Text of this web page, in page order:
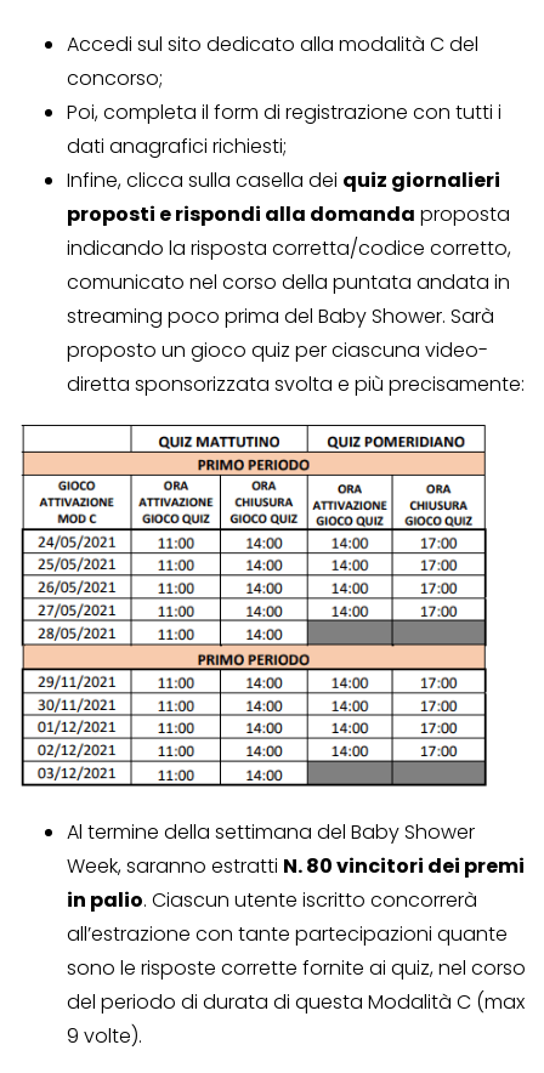
Accedi sul sito dedicato alla modalità C del
concorso;
Poi, completa il form di registrazione con tutti i
dati anagrafici richiesti;
Infine, clicca sulla casella dei quiz giornalieri
proposti e rispondi alla domanda proposta
indicando la risposta corretta/codice corretto,
comunicato nel corso della puntata andata in
streaming poco prima del Baby Shower. Sarà
proposto un gioco quiz per ciascuna video-
diretta sponsorizzata svolta e più precisamente:
Al termine della settimana del Baby Shower
Week, saranno estratti N. 80 vincitori dei premi
in palio. Ciascun utente iscritto concorrerà
all’estrazione con tante partecipazioni quante
sono le risposte corrette fornite ai quiz, nel corso
del periodo di durata di questa Modalità C (max
9 volte).